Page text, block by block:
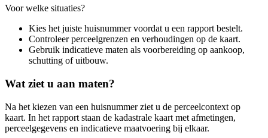
Voor welke situaties?
Kies het juiste huisnummer voordat u een rapport bestelt.
Controleer perceelgrenzen en verhoudingen op de kaart.
Gebruik indicatieve maten als voorbereiding op aankoop,
schutting of uitbouw.
Wat ziet u aan maten?
Na het kiezen van een huisnummer ziet u de perceelcontext op
kaart. In het rapport staan de kadastrale kaart met afmetingen,
perceelgegevens en indicatieve maatvoering bij elkaar.